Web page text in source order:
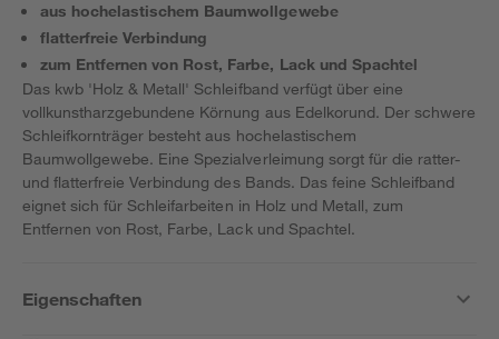
aus hochelastischem Baumwollgewebe
flatterfreie Verbindung
zum Entfernen von Rost, Farbe, Lack und Spachtel
Das kwb 'Holz & Metall' Schleifband verfügt über eine
vollkunstharzgebundene Körnung aus Edelkorund. Der schwere
Schleifkornträger besteht aus hochelastischem
Baumwollgewebe. Eine Spezialverleimung sorgt für die ratter-
und flatterfreie Verbindung des Bands. Das feine Schleifband
eignet sich für Schleifarbeiten in Holz und Metall, zum
Entfernen von Rost, Farbe, Lack und Spachtel.
Eigenschaften